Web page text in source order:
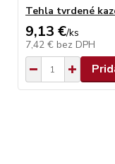
Tehla tvrdené
9,13 €/ks
7,42 € bez DPH